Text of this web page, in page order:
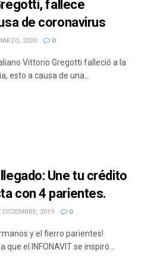
fallece
de coronavirus
2020 0
Vittorio Gregotti falleció a la
esto a causa de una...
Une tu crédito
con 4 parientes.
2019 0
y el fierro parientes!
el INFONAVIT se inspiró...